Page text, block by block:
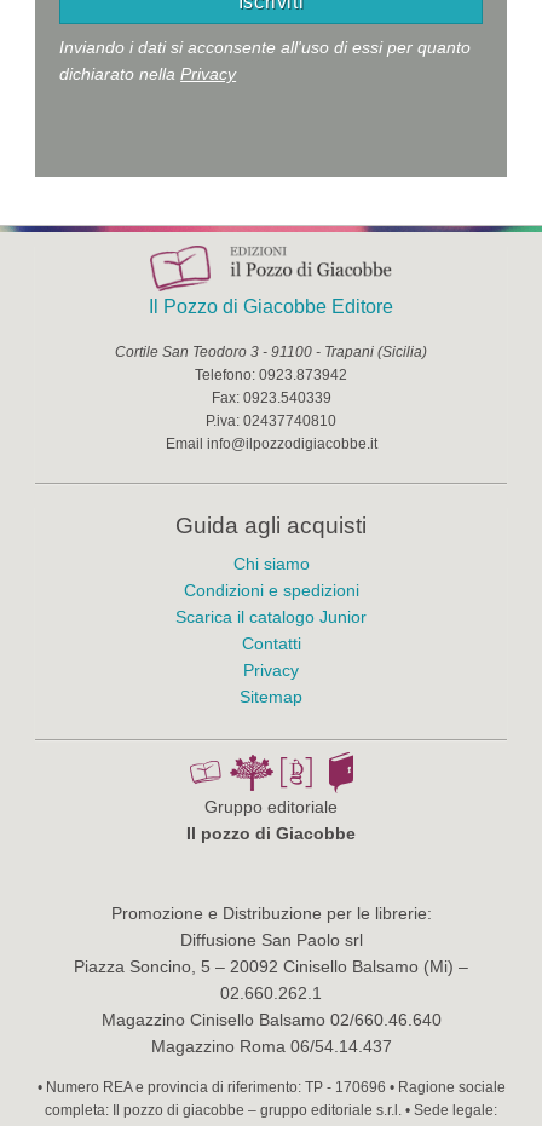
Inviando i dati si acconsente all'uso di essi per quanto
dichiarato nellaPrivacy
Il Pozzo di Giacobbe Editore
Cortile San Teodoro 3 - 91100 - Trapani (Sicilia)
Telefono: 0923.873942
Fax: 0923.540339
P.iva: 02437740810
Email info@ilpozzodigiacobbe.it
Guida agli acquisti
Chi siamo
Condizioni e spedizioni
Scarica il catalogo Junior
Contatti
Privacy
Sitemap
Gruppo editoriale
Il pozzo di Giacobbe
Promozione e Distribuzione per le librerie:
Diffusione San Paolo srl
Piazza Soncino, 5 – 20092 Cinisello Balsamo (Mi) –
02.660.262.1
Magazzino Cinisello Balsamo 02/660.46.640
Magazzino Roma 06/54.14.437
• Numero REA e provincia di riferimento: TP - 170696 • Ragione sociale
completa: Il pozzo di giacobbe – gruppo editoriale s.r.l. • Sede legale: